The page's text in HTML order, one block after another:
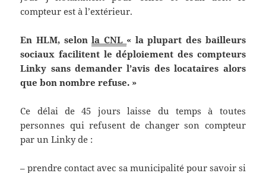
compteur est à l’extérieur.
En HLM, selonla CNL « la plupart des bailleurs
sociaux facilitent le déploiement des compteurs
Linky sans demander l’avis des locataires alors
que bon nombre refuse. »
Ce délai de 45 jours laisse du temps à toutes
personnes qui refusent de changer son compteur
par un Linky de :
– prendre contact avec sa municipalité pour savoir si